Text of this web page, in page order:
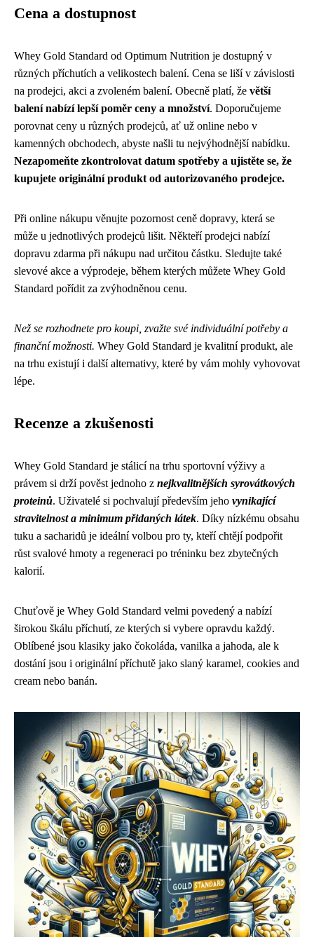
Cena a dostupnost
Whey Gold Standard od Optimum Nutrition je dostupný v
různých příchutích a velikostech balení. Cena se liší v závislosti
na prodejci, akci a zvoleném balení. Obecně platí, že větší
balení nabízí lepší poměr ceny a množství. Doporučujeme
porovnat ceny u různých prodejců, ať už online nebo v
kamenných obchodech, abyste našli tu nejvýhodnější nabídku.
Nezapomeňte zkontrolovat datum spotřeby a ujistěte se, že
kupujete originální produkt od autorizovaného prodejce.
Při online nákupu věnujte pozornost ceně dopravy, která se
může u jednotlivých prodejců lišit. Někteří prodejci nabízí
dopravu zdarma při nákupu nad určitou částku. Sledujte také
slevové akce a výprodeje, během kterých můžete Whey Gold
Standard pořídit za zvýhodněnou cenu.
Než se rozhodnete pro koupi, zvažte své individuální potřeby a
finanční možnosti. Whey Gold Standard je kvalitní produkt, ale
na trhu existují i další alternativy, které by vám mohly vyhovovat
lépe.
Recenze a zkušenosti
Whey Gold Standard je stálicí na trhu sportovní výživy a
právem si drží pověst jednoho z nejkvalitnějších syrovátkových
proteinů. Uživatelé si pochvalují především jeho vynikající
stravitelnost a minimum přidaných látek. Díky nízkému obsahu
tuku a sacharidů je ideální volbou pro ty, kteří chtějí podpořit
růst svalové hmoty a regeneraci po tréninku bez zbytečných
kalorií.
Chuťově je Whey Gold Standard velmi povedený a nabízí
širokou škálu příchutí, ze kterých si vybere opravdu každý.
Oblíbené jsou klasiky jako čokoláda, vanilka a jahoda, ale k
dostání jsou i originální příchutě jako slaný karamel, cookies and
cream nebo banán.